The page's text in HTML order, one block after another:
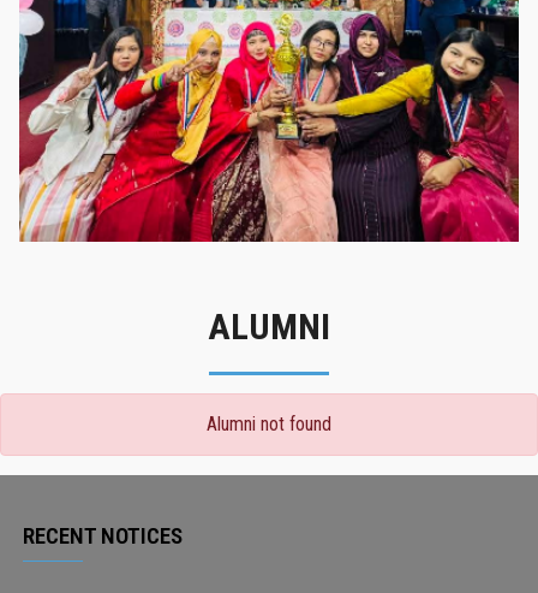
গৌরবের মুহূর্ত
গৌরবের মুহূর্ত
ALUMNI
Alumni not found
RECENT NOTICES